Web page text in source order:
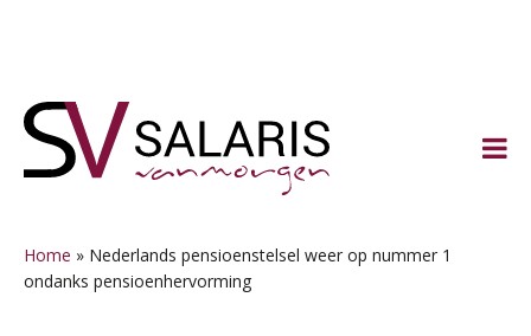
naar
hoofdnavigatie
naar
hoofd
naar
eerste
naar
voettekst
Home » Nederlands pensioenstelsel weer op nummer 1
ondanks pensioenhervorming